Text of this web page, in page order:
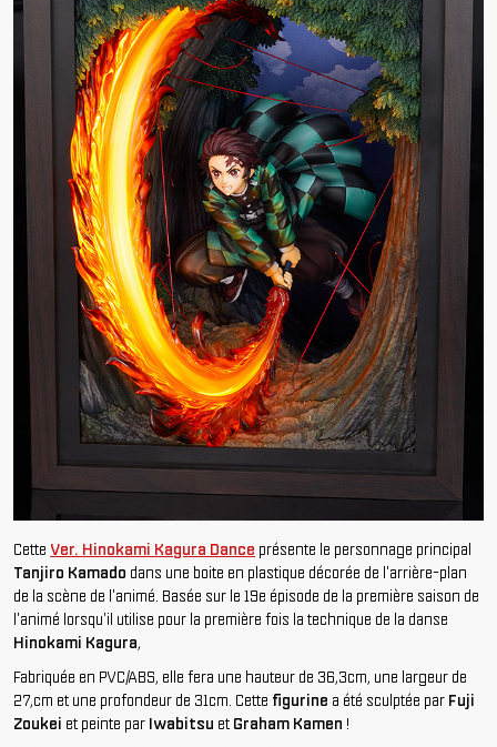
Cette Ver. Hinokami Kagura Dance présente le personnage principal
Tanjiro Kamado dans une boite en plastique décorée de l'arrière-plan
de la scène de l'animé. Basée sur le 19e épisode de la première saison de
l'animé lorsqu'il utilise pour la première fois la technique de la danse
Hinokami Kagura,
Fabriquée en PVC/ABS, elle fera une hauteur de 36,3cm, une largeur de
27,cm et une profondeur de 31cm. Cette figurine a été sculptée par Fuji
Zoukei et peinte par Iwabitsu et Graham Kamen !